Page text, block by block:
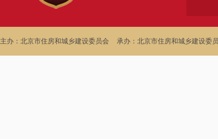
主办：北京市住房和城乡建设委员会 承办：北京市住房和城乡建设委